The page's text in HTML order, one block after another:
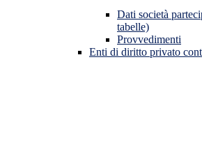
Dati società
tabelle)
Provvedimenti
Enti di diritto privato